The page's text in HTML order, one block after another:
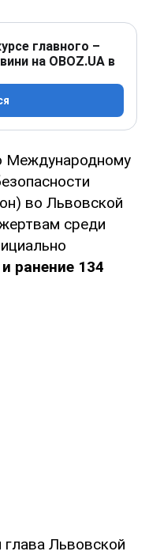
главного –
на OBOZ.UA в
Международному
во Львовской
среди
ранение 134
Львовской